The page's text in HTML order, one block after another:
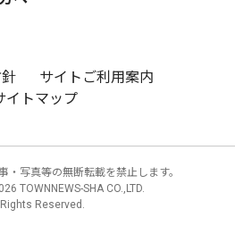
サイトご利用案内
イトマップ
・写真等の無断転載を禁止します。
TOWNNEWS-SHA CO.,LTD.
Reserved.